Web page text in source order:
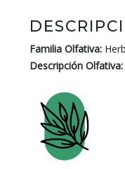
Familia Olfativa:
Descripción Olfativa: